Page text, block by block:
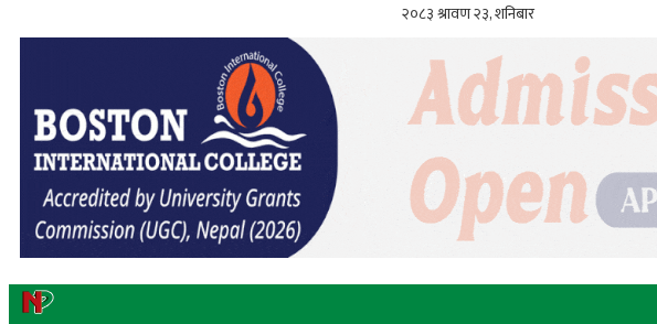
२०८३ श्रावण २३, शनिबार